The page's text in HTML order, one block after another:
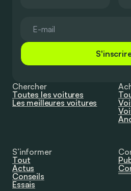
Chercher
Toutes les voitures
Les meilleures voitures
S’informer
Tout
Actus
Conseils
Essais